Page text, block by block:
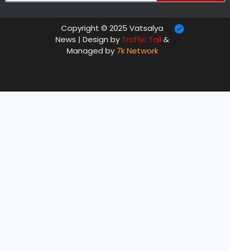
Copyright © 2025 Vatsalya
News | Design by Traffic Tail&
Managed by 7k Network